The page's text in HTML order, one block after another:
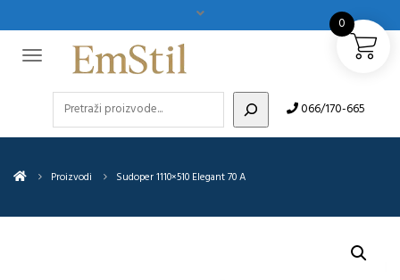
066/170-665
Proizvodi Sudoper 1110×510 Elegant 70 A
0